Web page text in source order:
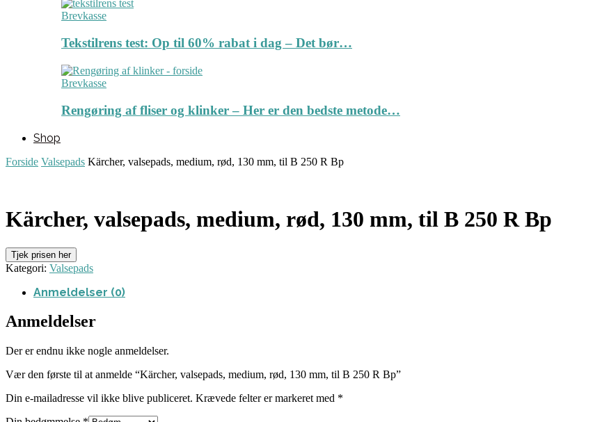
Brevkasse
Tekstilrens test: Op til 60% rabat i dag – Det bør…
Brevkasse
Rengøring af fliser og klinker – Her er den bedste metode…
Shop
Forside Valsepads Kärcher, valsepads, medium, rød, 130 mm, til B 250 R Bp
Kärcher, valsepads, medium, rød, 130 mm, til B 250 R Bp
Tjek prisen her
Kategori: Valsepads
Anmeldelser (0)
Anmeldelser
Der er endnu ikke nogle anmeldelser.
Vær den første til at anmelde “Kärcher, valsepads, medium, rød, 130 mm, til B 250 R Bp”
Din e-mailadresse vil ikke blive publiceret. Krævede felter er markeret med *